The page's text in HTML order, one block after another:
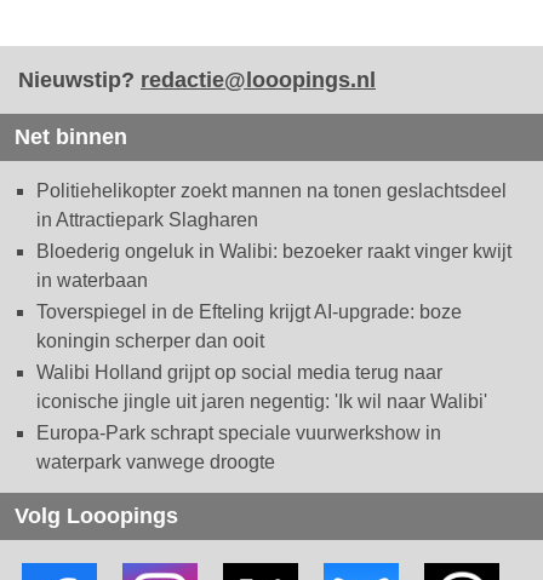
Nieuwstip? redactie@looopings.nl
Net binnen
Politiehelikopter zoekt mannen na tonen geslachtsdeel
in Attractiepark Slagharen
Bloederig ongeluk in Walibi: bezoeker raakt vinger kwijt
in waterbaan
Toverspiegel in de Efteling krijgt AI-upgrade: boze
koningin scherper dan ooit
Walibi Holland grijpt op social media terug naar
iconische jingle uit jaren negentig: 'Ik wil naar Walibi'
Europa-Park schrapt speciale vuurwerkshow in
waterpark vanwege droogte
Volg Looopings